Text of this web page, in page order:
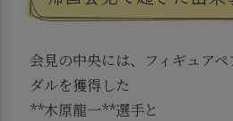
会見の中央には、フィギュア
ダルを獲得した
**木原龍一**選手と